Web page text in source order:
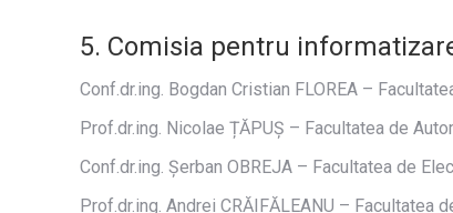
5. Comisia pentru
Conf.dr.ing. Bogdan Cristian FLOREA –
Prof.dr.ing. Nicolae ȚĂPUȘ – Facultatea de
Conf.dr.ing. Șerban OBREJA – Facultatea de
Prof.dr.ing. Andrei CRĂIFĂLEANU – Facultatea